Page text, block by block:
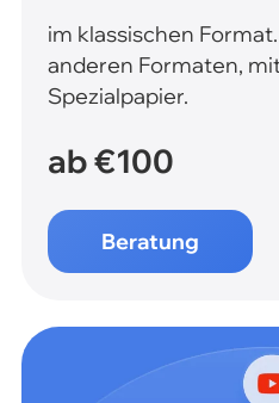
im klassischen
anderen Formaten,
Spezialpapier.
ab €100
Beratung